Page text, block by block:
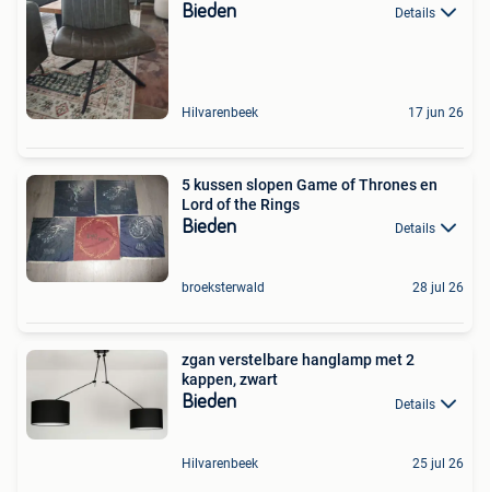
Bieden Details
Hilvarenbeek 17 jun 26
5 kussen slopen Game of Thrones en
Lord of the Rings
Bieden Details
broeksterwald 28 jul 26
zgan verstelbare hanglamp met 2
kappen, zwart
Bieden Details
Hilvarenbeek 25 jul 26